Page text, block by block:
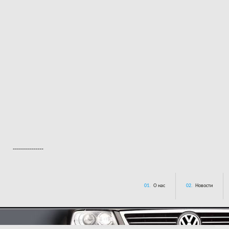
---------------
01. О нас 02. Новости